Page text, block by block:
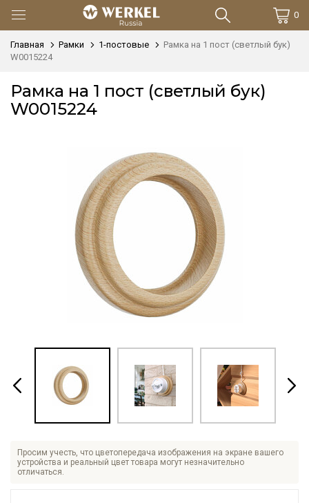
0
Главная Рамки 1-постовые
Рамка на 1 пост (светлый бук)
W0015224
Рамка на 1 пост (светлый бук)
W0015224
Просим учесть, что цветопередача изображения на экране вашего
устройства и реальный цвет товара могут незначительно
отличаться.